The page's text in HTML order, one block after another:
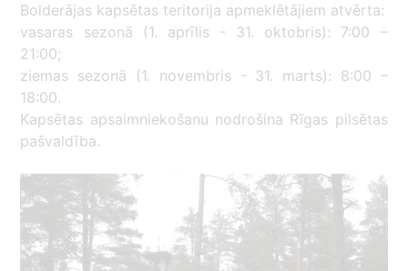
Bolderājas kapsētas teritorija apmeklētājiem atvērta:
vasaras sezonā (1. aprīlis - 31. oktobris): 7:00 –
21:00;
ziemas sezonā (1. novembris - 31. marts): 8:00 –
18:00.
Kapsētas apsaimniekošanu nodrošina Rīgas pilsētas
pašvaldība.